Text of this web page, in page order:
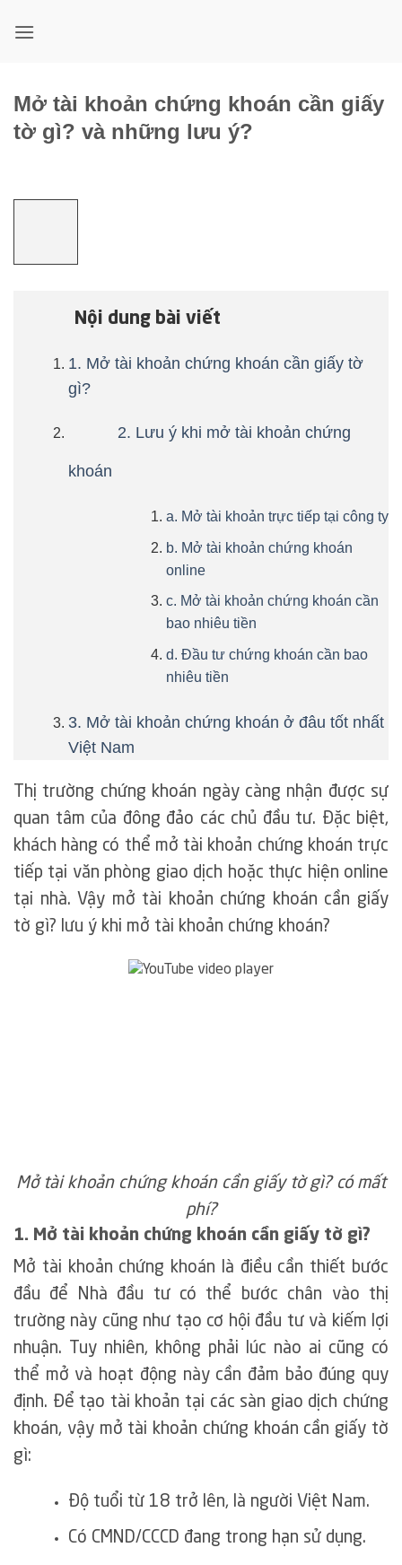
qua
Mở tài khoản chứng khoán cần giấy
tờ gì? và những lưu ý?
Nội dung bài viết
1. Mở tài khoản chứng khoán cần giấy tờ
gì?
2. Lưu ý khi mở tài khoản chứng
khoán
a. Mở tài khoản trực tiếp tại công ty
b. Mở tài khoản chứng khoán
online
c. Mở tài khoản chứng khoán cần
bao nhiêu tiền
d. Đầu tư chứng khoán cần bao
nhiêu tiền
3. Mở tài khoản chứng khoán ở đâu tốt nhất
Việt Nam
Thị trường chứng khoán ngày càng nhận được sự
quan tâm của đông đảo các chủ đầu tư. Đặc biệt,
khách hàng có thể mở tài khoản chứng khoán trực
tiếp tại văn phòng giao dịch hoặc thực hiện online
tại nhà. Vậy mở tài khoản chứng khoán cần giấy
tờ gì? lưu ý khi mở tài khoản chứng khoán?
Mở tài khoản chứng khoán cần giấy tờ gì? có mất
phí?
1. Mở tài khoản chứng khoán cần giấy tờ gì?
Mở tài khoản chứng khoán là điều cần thiết bước
đầu để Nhà đầu tư có thể bước chân vào thị
trường này cũng như tạo cơ hội đầu tư và kiếm lợi
nhuận. Tuy nhiên, không phải lúc nào ai cũng có
thể mở và hoạt động này cần đảm bảo đúng quy
định. Để tạo tài khoản tại các sàn giao dịch chứng
khoán, vậy mở tài khoản chứng khoán cần giấy tờ
gì:
Độ tuổi từ 18 trở lên, là người Việt Nam.
Có CMND/CCCD đang trong hạn sử dụng.